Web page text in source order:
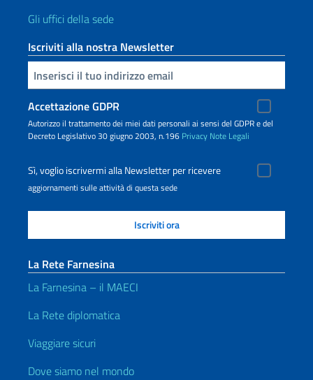
Gli uffici della sede
Iscriviti alla nostra Newsletter
Inserisci la tua email
Accettazione GDPR
Autorizzo il trattamento dei miei dati personali ai sensi del GDPR e del
Decreto Legislativo 30 giugno 2003, n.196 Privacy Note Legali
Sì, voglio iscrivermi alla Newsletter per ricevere
aggiornamenti sulle attività di questa sede
La Rete Farnesina
La Farnesina – il MAECI
La Rete diplomatica
Viaggiare sicuri
Dove siamo nel mondo